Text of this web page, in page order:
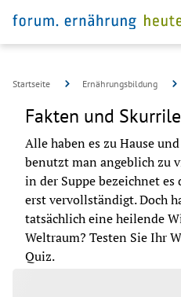
Startseite Ernährungsbildung
Fakten und
Alle haben es zu Hause
benutzt man angeblich zu
in der Suppe bezeichnet es
erst vervollständigt. Doch
tatsächlich eine heilende
Weltraum? Testen Sie Ihr
Quiz.
©Jason